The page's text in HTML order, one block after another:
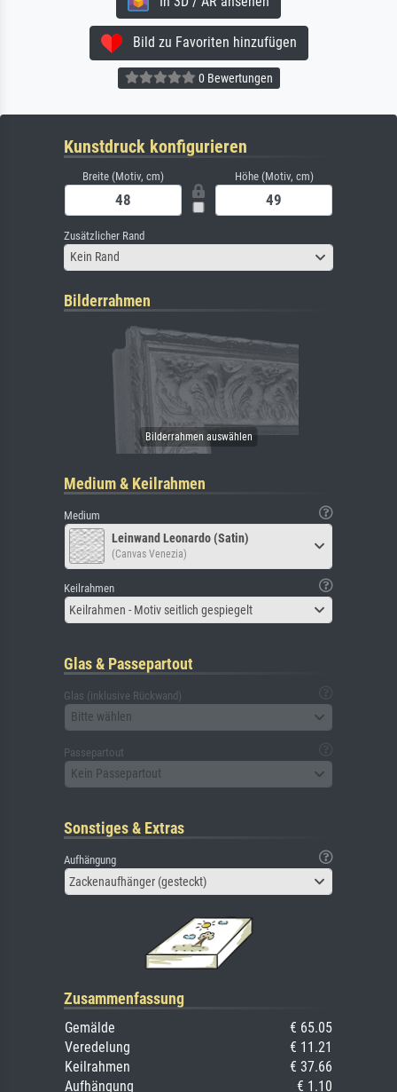
Bild zu Favoriten hinzufügen
0 Bewertungen
Kunstdruck konfigurieren
Breite (Motiv, cm) Höhe (Motiv, cm)
Zusätzlicher Rand
Kein Rand
Bilderrahmen
Medium & Keilrahmen
Medium
Leinwand Leonardo (Satin)
(Canvas Venezia)
Keilrahmen
Keilrahmen - Motiv seitlich gespiegelt
Glas & Passepartout
Glas (inklusive Rückwand)
Bitte wählen
Passepartout
Kein Passepartout
Sonstiges & Extras
Aufhängung
Zackenaufhänger (gesteckt)
Zusammenfassung
Gemälde
€ 65.05
Veredelung
€ 11.21
Keilrahmen
€ 37.66
Aufhängung
€ 1.10